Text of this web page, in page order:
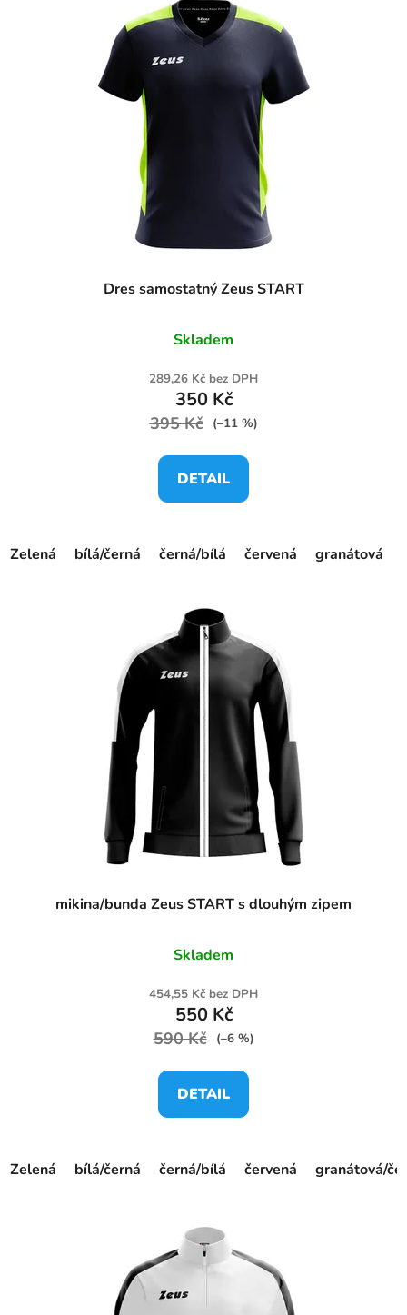
Dres samostatný Zeus START
Skladem
289,26 Kč bez DPH
350 Kč
395 Kč (–11 %)
DETAIL
Zelená bílá/černá černá/bílá červená granátová
mikina/bunda Zeus START s dlouhým zipem
Skladem
454,55 Kč bez DPH
550 Kč
590 Kč (–6 %)
DETAIL
Zelená bílá/černá černá/bílá červená granátová/